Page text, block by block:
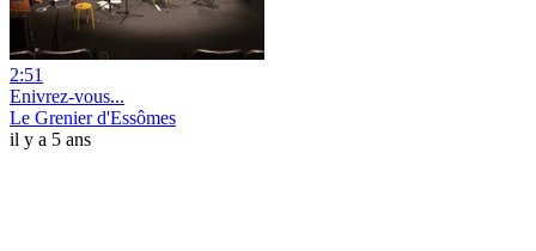
2:51
Enivrez-vous...
Le Grenier d'Essômes
il y a 5 ans